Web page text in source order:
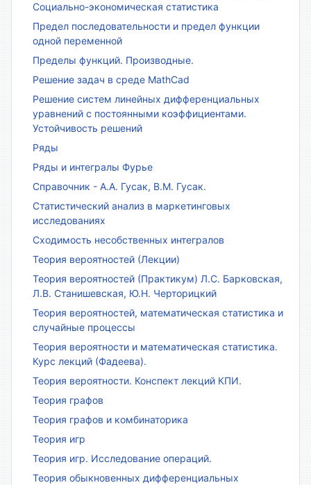
Социально-экономическая статистика
Предел последовательности и предел функции
одной переменной
Пределы функций. Производные.
Решение задач в среде MathCad
Решение систем линейных дифференциальных
уравнений с постоянными коэффициентами.
Устойчивость решений
Ряды
Ряды и интегралы Фурье
Справочник - А.А. Гусак, В.М. Гусак.
Статистический анализ в маркетинговых
исследованиях
Сходимость несобственных интегралов
Теория вероятностей (Лекции)
Теория вероятностей (Практикум) Л.С. Барковская,
Л.В. Станишевская, Ю.Н. Черторицкий
Теория вероятностей, математическая статистика и
случайные процессы
Теория вероятности и математическая статистика.
Курс лекций (Фадеева).
Теория вероятности. Конспект лекций КПИ.
Теория графов
Теория графов и комбинаторика
Теория игр
Теория игр. Исследование операций.
Теория обыкновенных дифференциальных